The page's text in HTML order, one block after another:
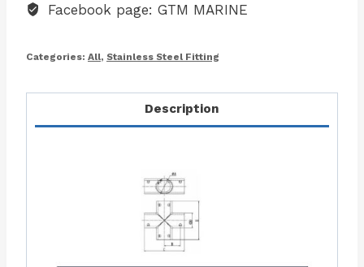
Facebook page: GTM MARINE
Categories: All, Stainless Steel Fitting
Description